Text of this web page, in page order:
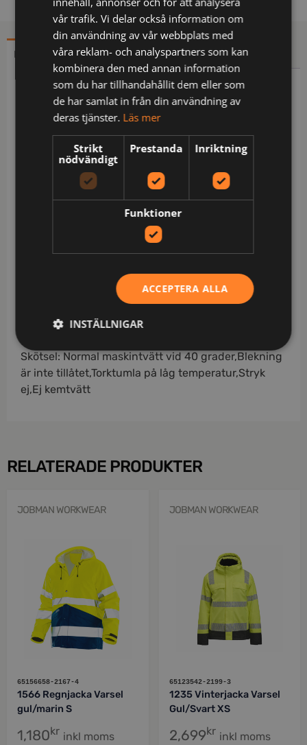
BESKRIVNING YTTERLIGARE INFORMATION
Beskrivning
Vattentät skalbyxa i slitstark polyamid. Reglerbar
midja. Förhöjd rygg motverkar kalldrag. Rymliga
framfickor. Tumstocksficka med knivfack. Förböjda
knän med knäskyddsfickor där knäskydden kan
justeras i tvåhöjder. Reflexpasspoal. Reglerbart
Certifierad enligt EN 14404:2004+A1:2010 Typ 2
Nivå 1 tillsammans med Jobmans knäskydd 9943,
Certifierad enligt EN 343 för regnplagg.
Material: 100% polyamid
Skötsel: Normal maskintvätt vid 40 grader,Blekning
är inte tillåtet,Torktumla på låg temperatur,Stryk
ej,Ej kemtvätt
RELATERADE PRODUKTER
JOBMAN WORKWEAR
65156658-2167-4
1566 Regnjacka Varsel
gul/marin S
1,180kr inkl moms
JOBMAN WORKWEAR
65123542-2199-3
1235 Vinterjacka Varsel
Gul/Svart XS
2,699kr inkl moms
vår trafik. Vi delar också information om
din användning av vår webbplats med
våra reklam- och analyspartners som kan
kombinera den med annan information
som du har tillhandahållit dem eller som
de har samlat in från din användning av
deras tjänster. Läs mer
Strikt
nödvändigt
Prestanda Inriktning
Funktioner
ACCEPTERA ALLA
INSTÄLLNIGAR